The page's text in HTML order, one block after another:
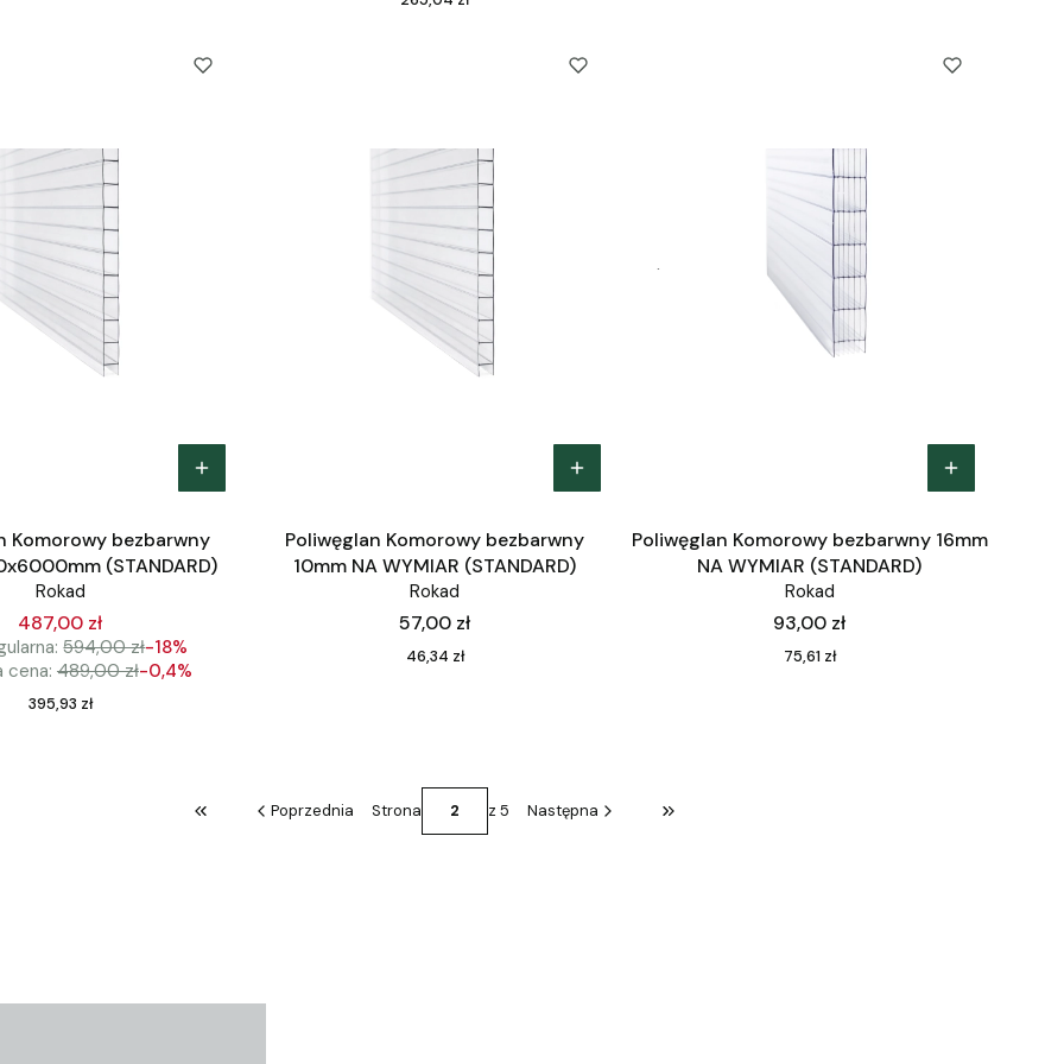
Komorowy bezbarwny
(STANDARD)
Rokad
487,00 zł
594,00 zł-18%
cena: 489,00 zł-0,4%
Cena
395,93 zł
Poliwęglan Komorowy bezbarwny
10mm NA WYMIAR (STANDARD)
Rokad
Cena
57,00 zł
Cena
46,34 zł
Poliwęglan Komorowy bezbarwny 16mm
NA WYMIAR (STANDARD)
Rokad
Cena
93,00 zł
Cena
75,61 zł
Wróć do pierwszej strony z produktami
Poprzednia Strona z 5 Następna Przejdź do ostatniej strony z produktami